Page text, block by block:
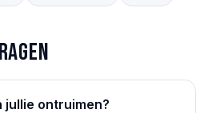
jullie ontruimen?